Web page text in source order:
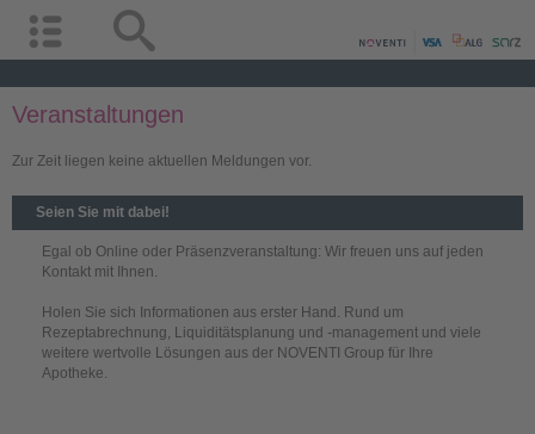
Veranstaltungen
Zur Zeit liegen keine aktuellen Meldungen vor.
Seien Sie mit dabei!
Egal ob Online oder Präsenzveranstaltung: Wir freuen uns auf jeden
Kontakt mit Ihnen.
Holen Sie sich Informationen aus erster Hand. Rund um
Rezeptabrechnung, Liquiditätsplanung und -management und viele
weitere wertvolle Lösungen aus der NOVENTI Group für Ihre
Apotheke.